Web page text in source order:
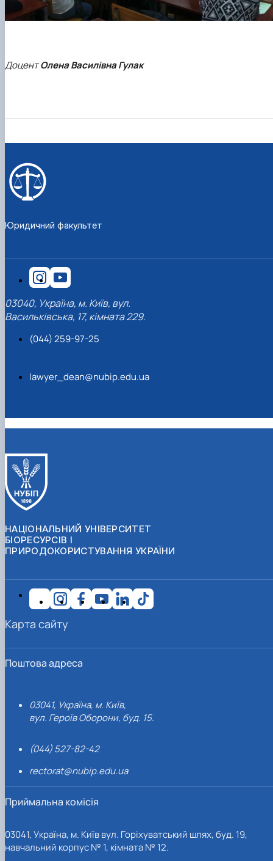
ДоцентОлена Василівна Гулак
Юридичний факультет
03040, Україна, м. Київ, вул.
Васильківська, 17, кімната 229.
(044) 259-97-25
lawyer_dean@nubip.edu.ua
НАЦІОНАЛЬНИЙ УНІВЕРСИТЕТ
БІОРЕСУРСІВ І
ПРИРОДОКОРИСТУВАННЯ УКРАЇНИ
Поштова адреса
03041, Україна, м. Київ,
вул. Героїв Оборони, буд. 15.
(044) 527-82-42
rectorat@nubip.edu.ua
Приймальна комісія
03041, Україна, м. Київ вул. Горіхуватський шлях, буд. 19,
навчальний корпус № 1, кімната № 12.
Карта сайту